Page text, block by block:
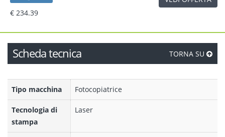
€ 234.39
Scheda tecnica TORNA SU
Tipo macchina Fotocopiatrice
Tecnologia di
stampa
Laser